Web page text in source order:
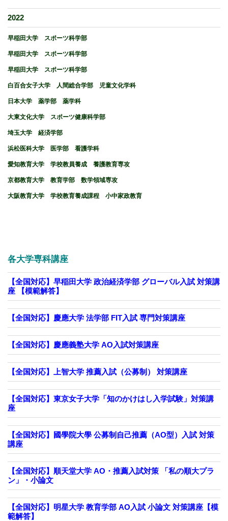
2022
早稲田大学 スポーツ科学部
早稲田大学 スポーツ科学部
早稲田大学 スポーツ科学部
白百合女子大学 人間総合学部 児童文化学科
日本大学 薬学部 薬学科
大東文化大学 スポーツ健康科学部
埼玉大学 経済学部
浜松医科大学 医学部 看護学科
愛知教育大学 学校教員養成 養護教育専攻
京都教育大学 教育学部 数学領域専攻
大阪教育大学 学校教育養成課程 小中家政教育
各大学専科講座
【全国対応】早稲田大学 政治経済学部 グローバル入試 対策講
座 【模範解答】
【全国対応】慶應大学 法学部 FIT入試 専門対策講座
【全国対応】慶應義塾大学 AO入試対策講座
【全国対応】上智大学 推薦入試（公募制） 対策講座
【全国対応】東京女子大学「知のかけはし入学試験」対策講
座
【全国対応】國學院大學 公募制自己推薦（AO型）入試 対策
講座
【全国対応】順天堂大学 AO・推薦入試対策 「私の順大プラ
ン」・小論文
【全国対応】明星大学 教育学部 AO入試 小論文 対策講座【模
範解答】